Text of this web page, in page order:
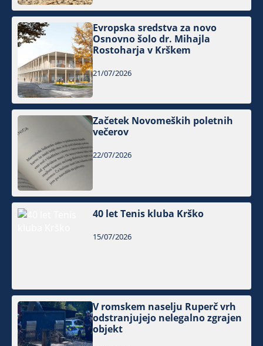
Evropska sredstva za novo
Osnovno šolo dr. Mihajla
Rostoharja v Krškem
21/07/2026
Začetek Novomeških poletnih
večerov
22/07/2026
40 let Tenis kluba Krško
15/07/2026
V romskem naselju Ruperč vrh
odstranjujejo nelegalno zgrajen
objekt